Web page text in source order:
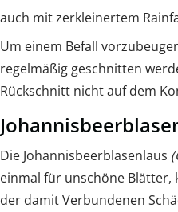
auch mit zerkleinertem
Um einem Befall
regelmäßig geschnitten
Rückschnitt nicht auf dem
Die Johannisbeerblasenlaus
einmal für unschöne Blätter,
der damit Verbundenen